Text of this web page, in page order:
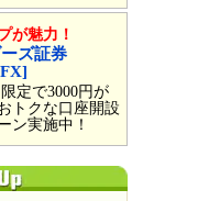
が魅力！
ズ証券
定で3000円が
トクな口座開設
ン実施中！